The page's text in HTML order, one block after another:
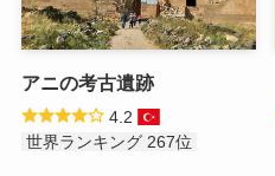
アニの考古遺跡
4.2
世界ランキング 267位